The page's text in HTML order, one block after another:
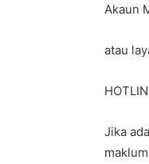
Akaun
atau
Jika